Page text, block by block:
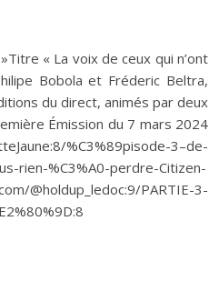
« La voix de ceux qui n’ont
Bobola et Fréderic Beltra,
du direct, animés par deux
Émission du 7 mars 2024
%C3%89pisode-3–de-
rien-%C3%A0-perdre-Citizen-
PARTIE-3-